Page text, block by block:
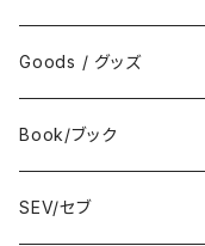
ABARTH
DeAGOSTINI
Giannini
Wear / ウエア
Bag / バッグ
Towel / タオル
Goods / グッズ
Sticker / ステッカー
Badge / バッジ
Book/ブック
ABARTH/アバルト
SEV/セブ